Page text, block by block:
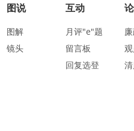
图说
图解
镜头
互动
月评"e"题
留言板
回复选登